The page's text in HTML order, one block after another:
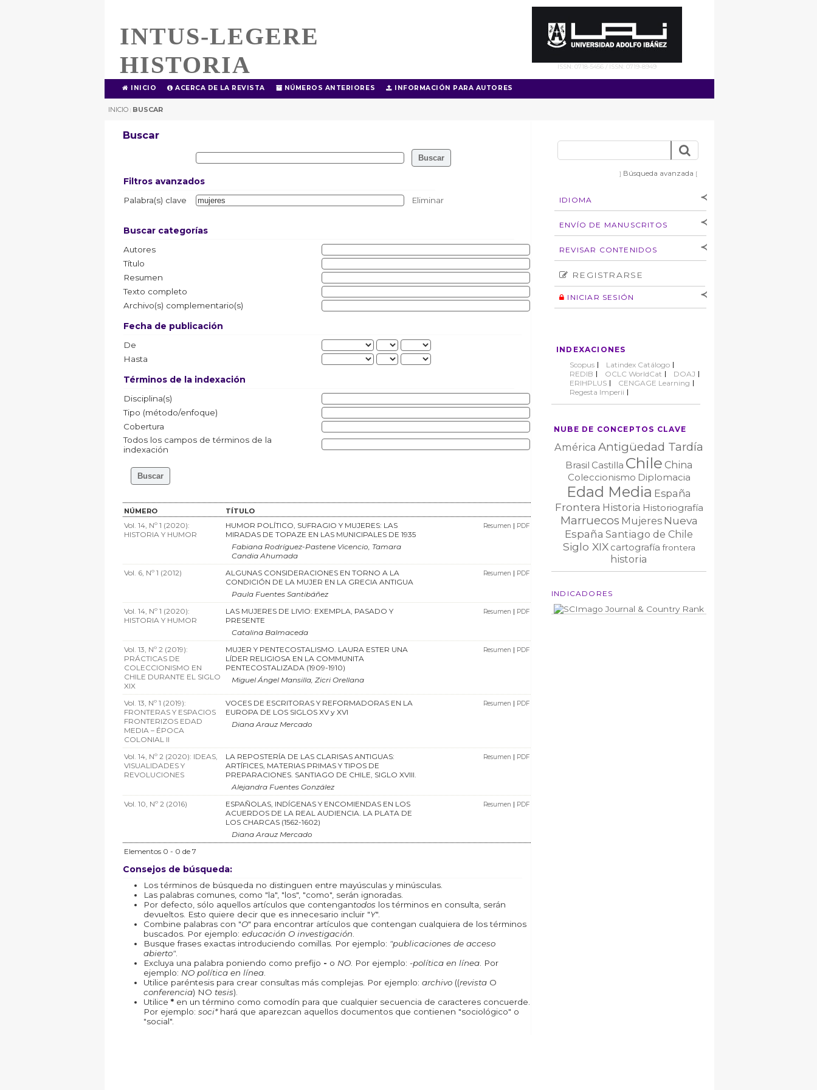
INTUS-LEGERE
HISTORIA
ISSN: 0718-5456 / ISSN: 0719-8949
INICIO ACERCA DE LA REVISTA NÚMEROS ANTERIORES INFORMACIÓN PARA AUTORES
INICIO | BUSCAR
] Búsqueda avanzada [
IDIOMA
[Español ] [English]
ENVÍO DE MANUSCRITOS
autores
Derechos de autoría
Normas éticas
REVISAR CONTENIDOS
Número
Autor
REGISTRARSE
INICIAR SESIÓN
INDEXACIONES
Scopus
Latindex Catálogo
REDIB
OCLC WorldCat
DOAJ
ERIHPLUS
CENGAGE Learning
Regesta Imperii
NUBE DE CONCEPTOS CLAVE
América Antigüedad Tardía
Brasil Castilla Chile China
Coleccionismo Diplomacia
Edad Media España
Frontera Historia Historiografía
Marruecos Mujeres Nueva
España Santiago de Chile
Siglo XIX cartografía frontera
historia
INDICADORES
Buscar
Filtros avanzados
Palabra(s) clave Eliminar
Buscar categorías
Autores
Título
Resumen
Texto completo
Archivo(s) complementario(s)
Fecha de publicación
De
Hasta
Términos de la indexación
Disciplina(s)
Tipo (método/enfoque)
Cobertura
Todos los campos de términos de la
indexación
NÚMERO TÍTULO
Vol. 14, Nº 1 (2020):
HISTORIA Y HUMOR
HUMOR POLÍTICO, SUFRAGIO Y MUJERES: LAS
MIRADAS DE TOPAZE EN LAS MUNICIPALES DE 1935
Fabiana Rodríguez-Pastene Vicencio, Tamara
Candia Ahumada
Resumen | PDF
Vol. 6, Nº 1 (2012)
ALGUNAS CONSIDERACIONES EN TORNO A LA
CONDICIÓN DE LA MUJER EN LA GRECIA ANTIGUA
Paula Fuentes Santibáñez
Resumen | PDF
Vol. 14, Nº 1 (2020):
HISTORIA Y HUMOR
LAS MUJERES DE LIVIO: EXEMPLA, PASADO Y
PRESENTE
Catalina Balmaceda
Resumen | PDF
Vol. 13, Nº 2 (2019):
PRÁCTICAS DE
COLECCIONISMO EN
CHILE DURANTE EL SIGLO
XIX
MUJER Y PENTECOSTALISMO. LAURA ESTER UNA
LÍDER RELIGIOSA EN LA COMMUNITA
PENTECOSTALIZADA (1909-1910)
Miguel Ángel Mansilla, Zicri Orellana
Resumen | PDF
Vol. 13, Nº 1 (2019):
FRONTERAS Y ESPACIOS
FRONTERIZOS EDAD
MEDIA – ÉPOCA
COLONIAL II
VOCES DE ESCRITORAS Y REFORMADORAS EN LA
EUROPA DE LOS SIGLOS XV y XVI
Diana Arauz Mercado
Resumen | PDF
Vol. 14, Nº 2 (2020): IDEAS,
VISUALIDADES Y
REVOLUCIONES
LA REPOSTERÍA DE LAS CLARISAS ANTIGUAS:
ARTÍFICES, MATERIAS PRIMAS Y TIPOS DE
PREPARACIONES. SANTIAGO DE CHILE, SIGLO XVIII.
Alejandra Fuentes González
Resumen | PDF
Vol. 10, Nº 2 (2016)
ESPAÑOLAS, INDÍGENAS Y ENCOMIENDAS EN LOS
ACUERDOS DE LA REAL AUDIENCIA. LA PLATA DE
LOS CHARCAS (1562-1602)
Diana Arauz Mercado
Resumen | PDF
Elementos 0 - 0 de 7
Consejos de búsqueda:
Los términos de búsqueda no distinguen entre mayúsculas y minúsculas.
Las palabras comunes, como "la", "los", "como", serán ignoradas.
Por defecto, sólo aquellos artículos que contengantodos los términos en consulta, serán
devueltos. Esto quiere decir que es innecesario incluir "Y".
Combine palabras con "O" para encontrar artículos que contengan cualquiera de los términos
buscados. Por ejemplo: educación O investigación
Busque frases exactas introduciendo comillas. Por ejemplo: "publicaciones de acceso
abierto".
Excluya una palabra poniendo como prefijo - o NO. Por ejemplo: -política en línea. Por
ejemplo: NO política en línea.
Utilice paréntesis para crear consultas más complejas. Por ejemplo: archivo((revistaO
conferencia) NO tesis).
Utilice *en un término como comodín para que cualquier secuencia de caracteres concuerde.
Por ejemplo: soci*hará que aparezcan aquellos documentos que contienen "sociológico" o
"social".